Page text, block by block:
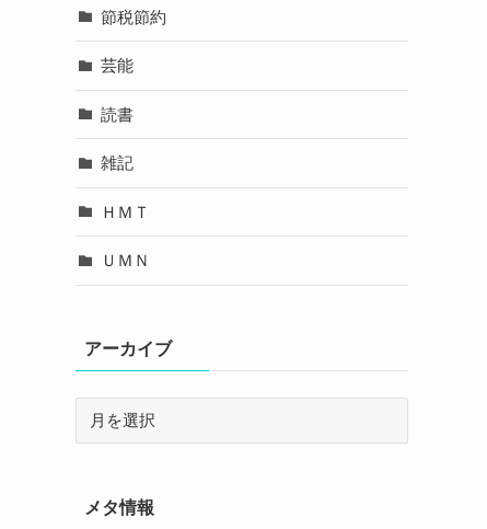
節税節約
芸能
読書
雑記
ＨＭＴ
ＵＭＮ
アーカイブ
メタ情報